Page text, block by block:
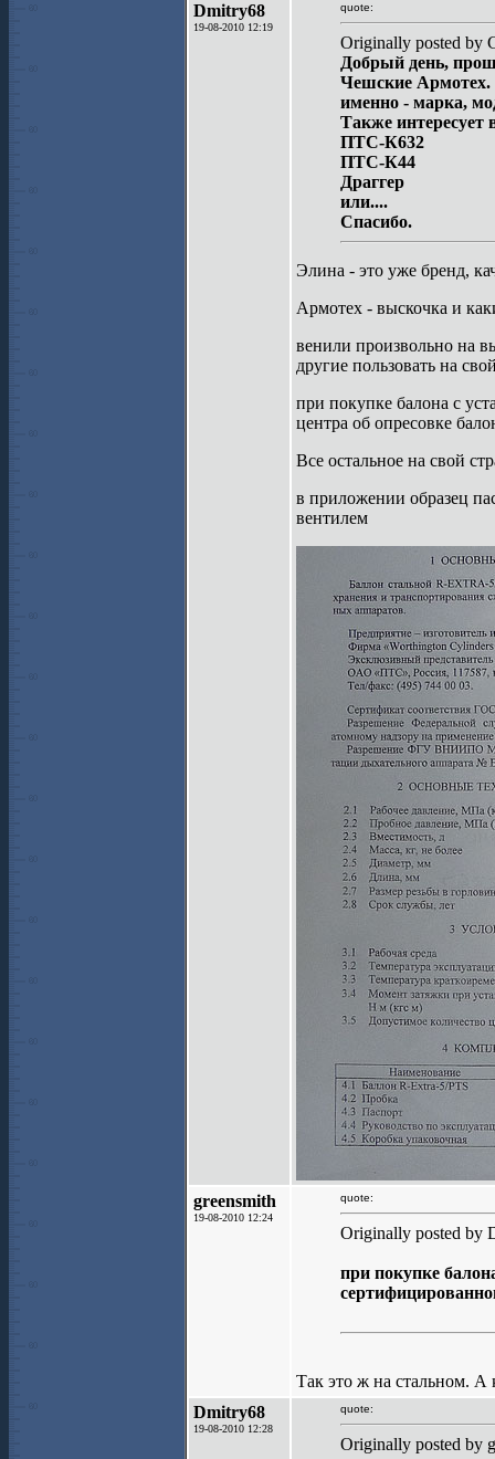
Dmitry68
19-08-2010 12:19
quote:
Originally posted by
Добрый день,
Чешские Армотех.
именно - марка,
Также интересует
ПТС-К632
ПТС-К44
Драггер
или....
Спасибо.
Элина - это уже бренд,
Армотех - выскочка и
венили произвольно на
другие пользовать на
при покупке балона с
центра об опресовке
Все остальное на свой
в приложении образец
вентилем
greensmith
19-08-2010 12:24
quote:
Originally posted by
при покупке
Так это ж на стальном. А
Dmitry68
19-08-2010 12:28
quote:
Originally posted by